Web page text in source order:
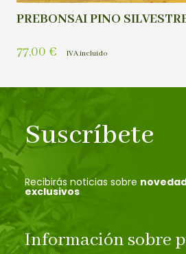
PREBONSAI PINO
77,00 € IVA incluído
Suscríbete
Recibirás noticias sobre
exclusivos
Información sobre